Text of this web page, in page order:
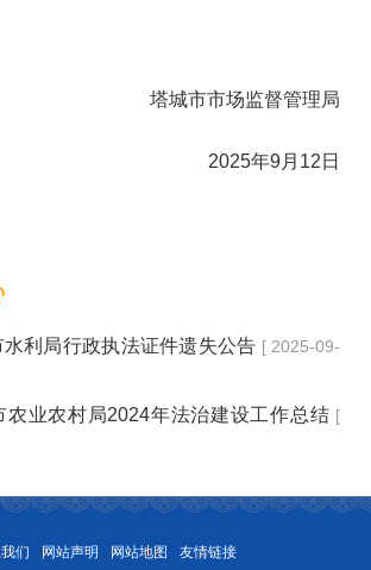
塔城市市场监督管理局
2025年9月12日
水利局行政执法证件遗失公告 [ 2025-09-
农业农村局2024年法治建设工作总结 [
们 网站声明 网站地图 友情链接